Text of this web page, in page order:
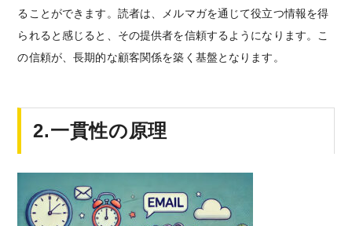
ることができます。読者は、メルマガを通じて役立つ情報を得
られると感じると、その提供者を信頼するようになります。こ
の信頼が、長期的な顧客関係を築く基盤となります。
2.一貫性の原理